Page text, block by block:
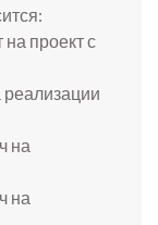
проект с
реализации
на
на